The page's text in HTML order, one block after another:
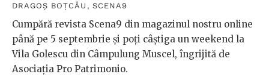
DRAGOȘ BOȚCĂU , SCENA9
Cumpără revista Scena9 din magazinul nostru online
până pe 5 septembrie și poți câștiga un weekend la
Vila Golescu din Câmpulung Muscel, îngrijită de
Asociația Pro Patrimonio.